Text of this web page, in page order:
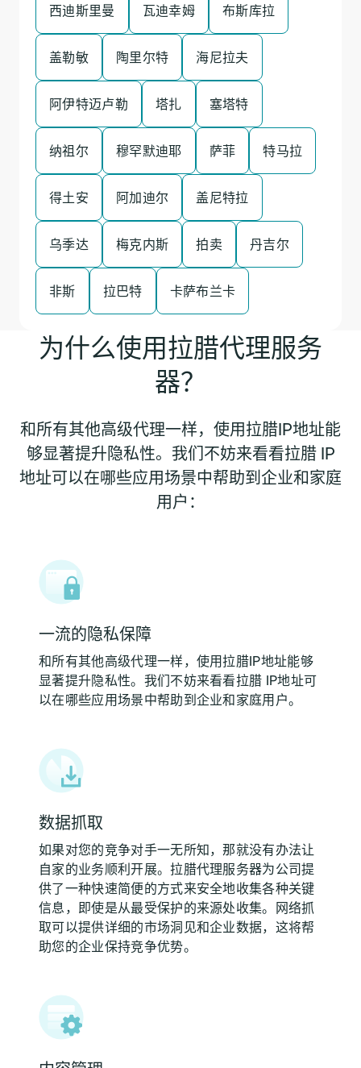
西迪斯里曼 瓦迪幸姆 布斯库拉
盖勒敏 陶里尔特 海尼拉夫
阿伊特迈卢勒 塔扎 塞塔特
纳祖尔 穆罕默迪耶 萨菲 特马拉
得土安 阿加迪尔 盖尼特拉
乌季达 梅克内斯 拍卖 丹吉尔
非斯 拉巴特 卡萨布兰卡
为什么使用拉腊代理服务
器？
和所有其他高级代理一样，使用拉腊IP地址能
够显著提升隐私性。我们不妨来看看拉腊 IP
地址可以在哪些应用场景中帮助到企业和家庭
用户：
一流的隐私保障
和所有其他高级代理一样，使用拉腊IP地址能够
显著提升隐私性。我们不妨来看看拉腊 IP地址可
以在哪些应用场景中帮助到企业和家庭用户。
数据抓取
如果对您的竞争对手一无所知，那就没有办法让
自家的业务顺利开展。拉腊代理服务器为公司提
供了一种快速简便的方式来安全地收集各种关键
信息，即使是从最受保护的来源处收集。网络抓
取可以提供详细的市场洞见和企业数据，这将帮
助您的企业保持竞争优势。